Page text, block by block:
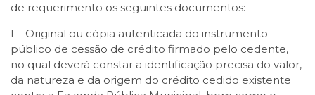
de requerimento os seguintes documentos:
I – Original ou cópia autenticada do instrumento
público de cessão de crédito firmado pelo cedente,
no qual deverá constar a identificação precisa do valor,
da natureza e da origem do crédito cedido existente